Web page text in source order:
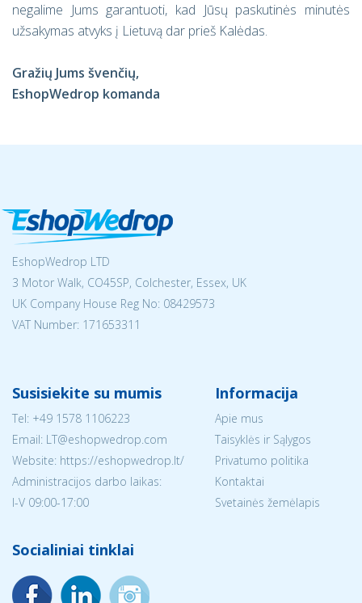
negalime Jums garantuoti, kad Jūsų paskutinės minutės
užsakymas atvyks į Lietuvą dar prieš Kalėdas.
Gražių Jums švenčių,
EshopWedrop komanda
EshopWedrop LTD
3 Motor Walk, CO45SP, Colchester, Essex, UK
UK Company House Reg No: 08429573
VAT Number: 171653311
Susisiekite su mumis
Tel: +49 1578 1106223
Email: LT@eshopwedrop.com
Website: https://eshopwedrop.lt/
Administracijos darbo laikas:
I-V 09:00-17:00
Informacija
Apie mus
Taisyklės ir Sąlygos
Privatumo politika
Kontaktai
Svetainės žemėlapis
Socialiniai tinklai